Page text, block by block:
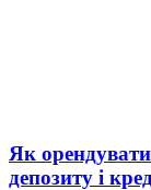
Як орендувати
депозиту і